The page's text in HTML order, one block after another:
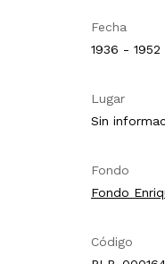
Fecha
1936 - 1952
Lugar
Sin
Fondo
Fondo
Código